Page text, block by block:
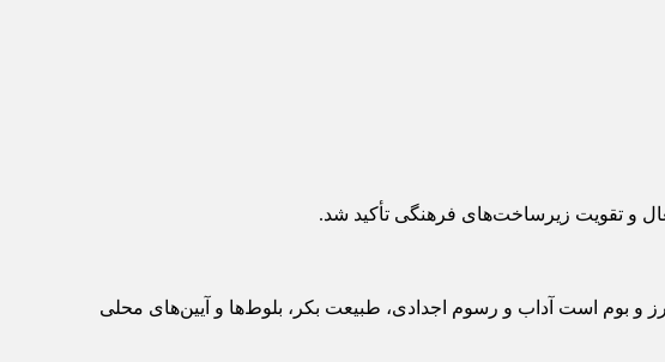
و تقویت زیرساخت‌های فرهنگی تأکید شد.
و بوم است آداب و رسوم اجدادی، طبیعت بکر، بلوط‌ها و آیین‌های محلی